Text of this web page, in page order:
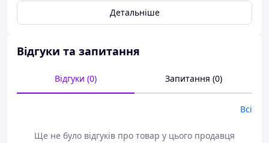
зручний дизайн, простота і комфорт
комфорт при зависанні
Розмір Вага системи, м
L/XL
75-118 530
Детальніше
Відгуки та запитання
Відгуки (0) Запитання (0)
Всі
Ще не було відгуків про товар у цього продавця